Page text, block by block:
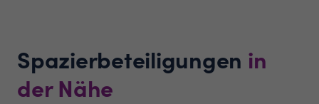
Spazierbeteiligungen in
der Nähe